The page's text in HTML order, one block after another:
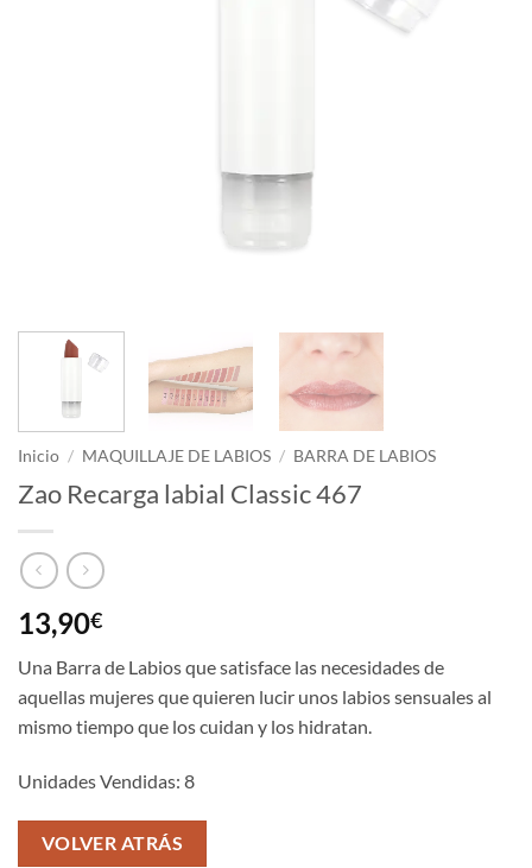
Inicio / MAQUILLAJE DE LABIOS / BARRA DE LABIOS
Zao Recarga labial Classic 467
13,90€
Una Barra de Labios que satisface las necesidades de
aquellas mujeres que quieren lucir unos labios sensuales al
mismo tiempo que los cuidan y los hidratan.
Unidades Vendidas: 8
VOLVER ATRÁS